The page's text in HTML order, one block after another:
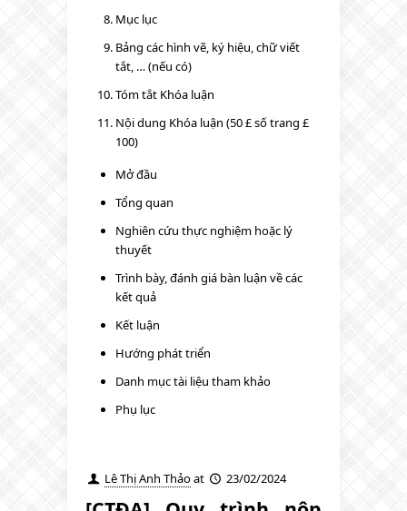
Mục lục
Bảng các hình vẽ, ký hiệu, chữ viết
tắt, … (nếu có)
Tóm tắt Khóa luận
Nội dung Khóa luận (50 £ số trang £
100)
Mở đầu
Tổng quan
Nghiên cứu thực nghiệm hoặc lý
thuyết
Trình bày, đánh giá bàn luận về các
kết quả
Kết luận
Hướng phát triển
Danh mục tài liệu tham khảo
Phụ lục
Lê Thị Anh Thảoat 23/02/2024